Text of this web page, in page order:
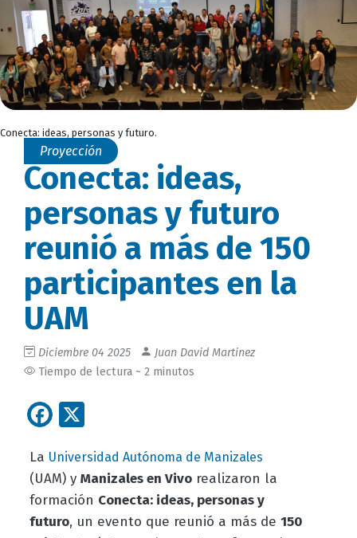
Conecta: ideas, personas y futuro.
Proyección
Conecta: ideas,
personas y futuro
reunió a más de 150
participantes en la
UAM
Diciembre 04 2025
Juan David Martinez
Tiempo de lectura ~ 2 minutos
Facebook
La Universidad Autónoma de Manizales
(UAM) y Manizales en Vivorealizaron la
formación Conecta: ideas, personas y
futuro, un evento que reunió a más de 150